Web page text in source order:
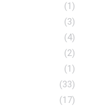
(1)
(3)
(4)
(2)
(1)
(33)
(17)